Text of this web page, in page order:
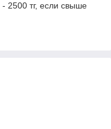
2500 тг, если свыше